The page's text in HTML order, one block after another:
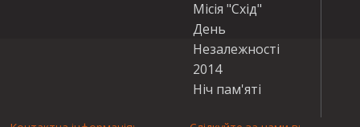
Місія "Схід"
День
Незалежності
2014
Ніч пам'яті